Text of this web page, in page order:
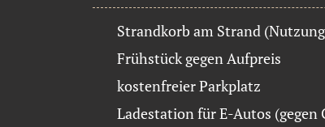
Strandkorb am Strand
Frühstück gegen Aufpreis
kostenfreier Parkplatz
Ladestation für E-Autos (gegen